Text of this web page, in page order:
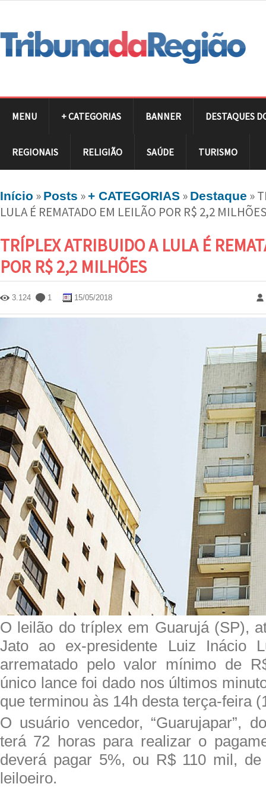
MENU + CATEGORIAS BANNER DESTAQUES
REGIONAIS RELIGIÃO SAÚDE TURISMO
Início » Posts »+ CATEGORIAS » Destaque »
LULA É REMATADO EM LEILÃO POR R$ 2,2
TRÍPLEX ATRIBUIDO A LULA É
POR R$ 2,2 MILHÕES
3.124 1 15/05/2018
O leilão do tríplex em Guarujá (SP),
Jato ao ex-presidente Luiz Inácio
arrematado pelo valor mínimo de
único lance foi dado nos últimos
que terminou às 14h desta terça-feira
O usuário vencedor, “Guarujapar”,
terá 72 horas para realizar o
deverá pagar 5%, ou R$ 110 mil,
leiloeiro.